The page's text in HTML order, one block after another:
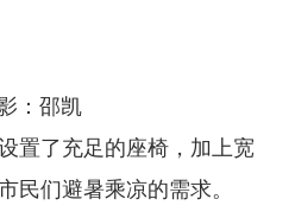
：邵凯
置了充足的座椅，加上宽
民们避暑乘凉的需求。